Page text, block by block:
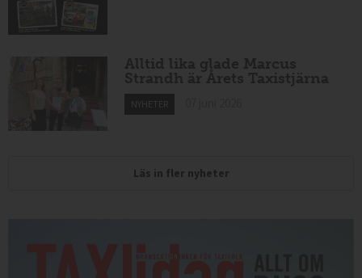
Alltid lika glade Marcus
Strandh är Årets Taxistjärna
NYHETER
Läs in fler nyheter